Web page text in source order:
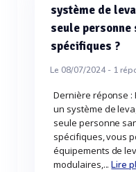
système de
seule personne
spécifiques ?
Le 08/07/2024 - 1
Dernière réponse
un système de
seule personne
spécifiques, vous
équipements de
modulaires,...Lire